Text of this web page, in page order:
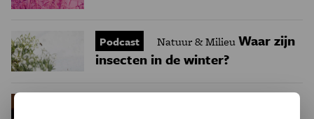
Podcast Natuur & MilieuWaar zijn
insecten in de winter?